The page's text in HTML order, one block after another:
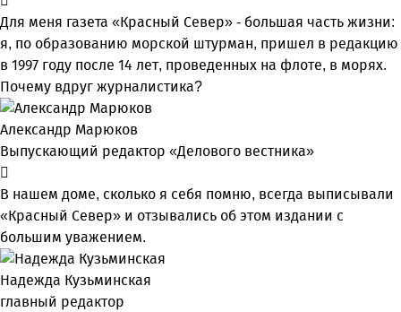
Для меня газета «Красный Север» - большая часть жизни:
я, по образованию морской штурман, пришел в редакцию
в 1997 году после 14 лет, проведенных на флоте, в морях.
Почему вдруг журналистика?
Александр Марюков
Выпускающий редактор «Делового вестника»
В нашем доме, сколько я себя помню, всегда выписывали
«Красный Север» и отзывались об этом издании с
большим уважением.
Надежда Кузьминская
главный редактор